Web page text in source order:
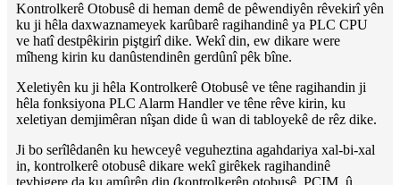
Kontrolkerê Otobusê di heman demê de pêwendiyên rêvekirî yên
ku ji hêla daxwaznameyek karûbarê ragihandinê ya PLC CPU
ve hatî destpêkirin piştgirî dike. Wekî din, ew dikare were
mîheng kirin ku danûstendinên gerdûnî pêk bîne.
Xeletiyên ku ji hêla Kontrolkerê Otobusê ve têne ragihandin ji
hêla fonksiyona PLC Alarm Handler ve têne rêve kirin, ku
xeletiyan demjimêran nîşan dide û wan di tabloyekê de rêz dike.
Ji bo serîlêdanên ku hewceyê veguheztina agahdariya xal-bi-xal
in, kontrolkerê otobusê dikare wekî girêkek ragihandinê